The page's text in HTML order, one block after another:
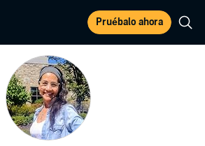
Pruébalo ahora